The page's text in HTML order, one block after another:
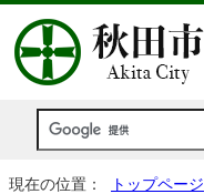
現在の位置： トップページ